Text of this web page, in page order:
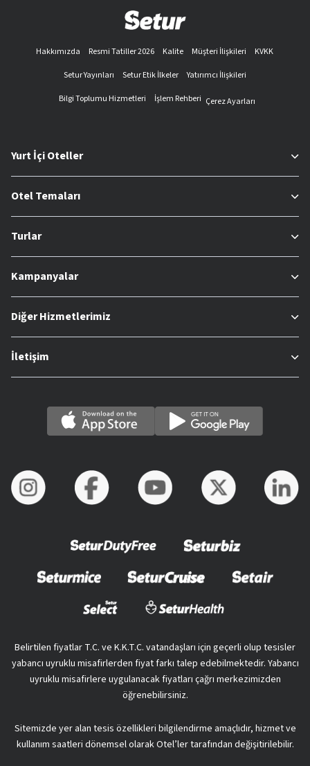
Hakkımızda Resmi Tatiller 2026 Kalite Müşteri İlişkileri
KVKK
Setur Yayınları
Setur Etik İlkeler
Yatırımcı İlişkileri
Bilgi Toplumu Hizmetleri
İşlem Rehberi Çerez Ayarları
Yurt İçi Oteller
Otel Temaları
Turlar
Kampanyalar
Diğer Hizmetlerimiz
İletişim
Belirtilen fiyatlar T.C. ve K.K.T.C. vatandaşları için geçerli olup tesisler
yabancı uyruklu misafirlerden fiyat farkı talep edebilmektedir. Yabancı
uyruklu misafirlere uygulanacak fiyatları çağrı merkezimizden
öğrenebilirsiniz.
Sitemizde yer alan tesis özellikleri bilgilendirme amaçlıdır, hizmet ve
kullanım saatleri dönemsel olarak Otel’ler tarafından değişitirilebilir.